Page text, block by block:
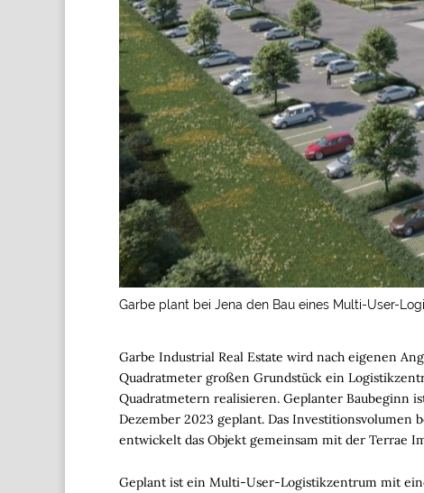
Garbe plant bei Jena den Bau eines Multi-User-
Garbe Industrial Real Estate wird nach eigenen
Quadratmeter großen Grundstück ein
Quadratmetern realisieren. Geplanter Baubeginn
Dezember 2023 geplant. Das Investitionsvolumen
entwickelt das Objekt gemeinsam mit der Terrae
Geplant ist ein Multi-User-Logistikzentrum mit